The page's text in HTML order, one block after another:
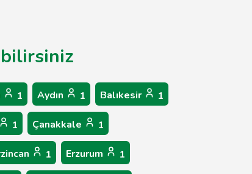
1 Aydın 1 Balıkesir 1
1 Çanakkale 1
1 Erzurum 1